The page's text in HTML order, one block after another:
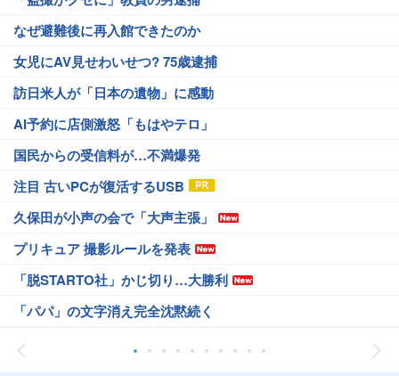
なぜ避難後に再入館できたのか
女児にAV見せわいせつ? 75歳逮捕
訪日米人が「日本の遺物」に感動
AI予約に店側激怒「もはやテロ」
国民からの受信料が…不満爆発
注目 古いPCが復活するUSB
久保田が小声の会で「大声主張」
プリキュア 撮影ルールを発表
「脱STARTO社」かじ切り…大勝利
「パパ」の文字消え完全沈黙続く